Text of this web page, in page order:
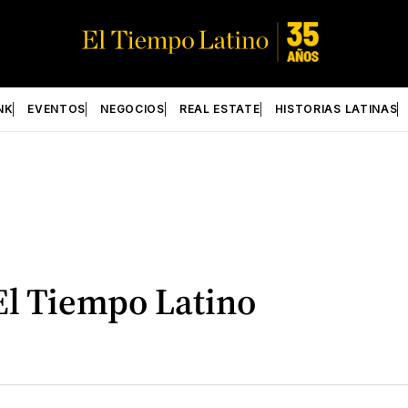
EVENTOS NEGOCIOS REAL ESTATE HISTORIAS LATINAS
Tiempo Latino